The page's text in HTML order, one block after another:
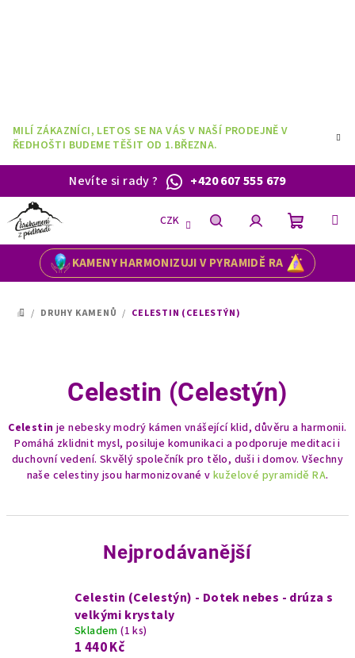
MILÍ ZÁKAZNÍCI, LETOS SE NA VÁS V NAŠÍ PRODEJNĚ V
ŘEDHOŠTI BUDEME TĚŠIT OD 1.BŘEZNA.
Nevíte si rady? +420 607 555 679
KAMENY HARMONIZUJI V PYRAMIDĚ RA
CZK
HledatPřihlášeníNákupní
DOMŮ
/ DRUHY KAMENŮ / CELESTIN (CELESTÝN)
Celestin (Celestýn)
Celestinje nebesky modrý kámen vnášející klid, důvěru a harmonii.
Pomáhá zklidnit mysl, posiluje komunikaci a podporuje meditaci i
duchovní vedení. Skvělý společník pro tělo, duši i domov. Všechny
naše celestiny jsou harmonizované v kuželové pyramidě RA.
Nejprodávanější
Celestin (Celestýn) - Dotek nebes - drúza s
velkými krystaly
Skladem(1 ks)
1 440 Kč